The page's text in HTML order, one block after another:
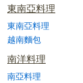
東南亞料理
東南亞料理
越南麵包
南洋料理
南亞料理